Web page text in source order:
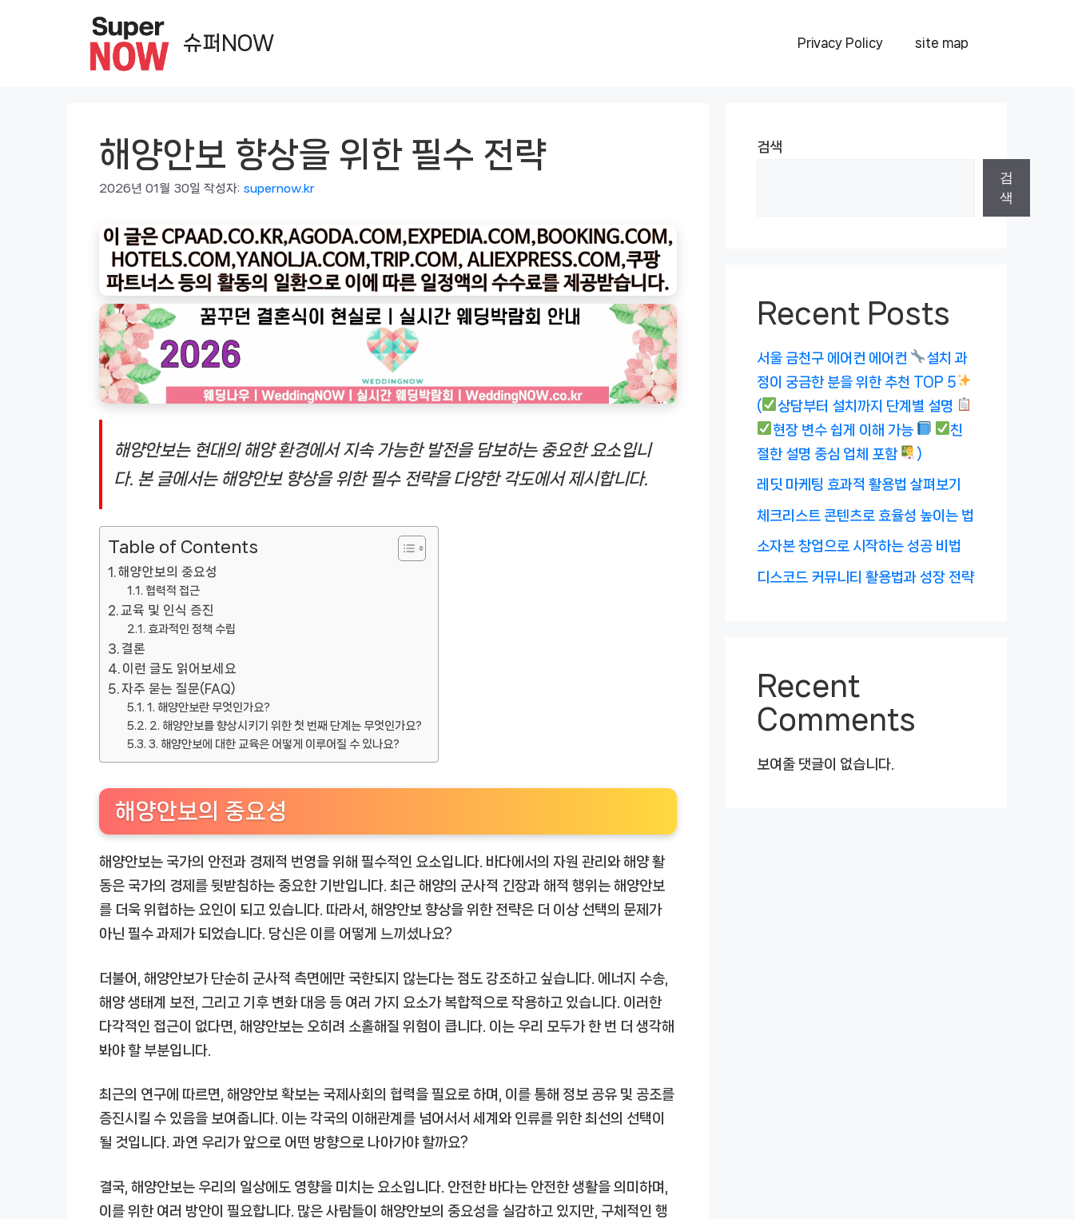
슈퍼NOW Privacy Policy site map
해양안보 향상을 위한 필수 전략
2026년 01월 30일 작성자: supernow.kr
해양안보는 현대의 해양 환경에서 지속 가능한 발전을 담보하는 중요한 요소입니
다. 본 글에서는 해양안보 향상을 위한 필수 전략을 다양한 각도에서 제시합니다.
Table of Contents
해양안보의 중요성
협력적 접근
교육 및 인식 증진
효과적인 정책 수립
결론
이런 글도 읽어보세요
자주 묻는 질문(FAQ)
1. 해양안보란 무엇인가요?
2. 해양안보를 향상시키기 위한 첫 번째 단계는 무엇인가요?
3. 해양안보에 대한 교육은 어떻게 이루어질 수 있나요?
해양안보의 중요성
해양안보는 국가의 안전과 경제적 번영을 위해 필수적인 요소입니다. 바다에서의 자원 관리와 해양 활
동은 국가의 경제를 뒷받침하는 중요한 기반입니다. 최근 해양의 군사적 긴장과 해적 행위는 해양안보
를 더욱 위협하는 요인이 되고 있습니다. 따라서, 해양안보 향상을 위한 전략은 더 이상 선택의 문제가
아닌 필수 과제가 되었습니다. 당신은 이를 어떻게 느끼셨나요?
더불어, 해양안보가 단순히 군사적 측면에만 국한되지 않는다는 점도 강조하고 싶습니다. 에너지 수송,
해양 생태계 보전, 그리고 기후 변화 대응 등 여러 가지 요소가 복합적으로 작용하고 있습니다. 이러한
다각적인 접근이 없다면, 해양안보는 오히려 소홀해질 위험이 큽니다. 이는 우리 모두가 한 번 더 생각해
봐야 할 부분입니다.
최근의 연구에 따르면, 해양안보 확보는 국제사회의 협력을 필요로 하며, 이를 통해 정보 공유 및 공조를
증진시킬 수 있음을 보여줍니다. 이는 각국의 이해관계를 넘어서서 세계와 인류를 위한 최선의 선택이
될 것입니다. 과연 우리가 앞으로 어떤 방향으로 나아가야 할까요?
결국, 해양안보는 우리의 일상에도 영향을 미치는 요소입니다. 안전한 바다는 안전한 생활을 의미하며,
이를 위한 여러 방안이 필요합니다. 많은 사람들이 해양안보의 중요성을 실감하고 있지만, 구체적인 행
검색
검
색
Recent Posts
서울 금천구 에어컨 에어컨
설치 과
정이 궁금한 분을 위한 추천 TOP 5
(
상담부터 설치까지 단계별 설명
현장 변수 쉽게 이해 가능
친
절한 설명 중심 업체 포함
)
레딧 마케팅 효과적 활용법 살펴보기
체크리스트 콘텐츠로 효율성 높이는 법
소자본 창업으로 시작하는 성공 비법
디스코드 커뮤니티 활용법과 성장 전략
Recent
Comments
보여줄 댓글이 없습니다.